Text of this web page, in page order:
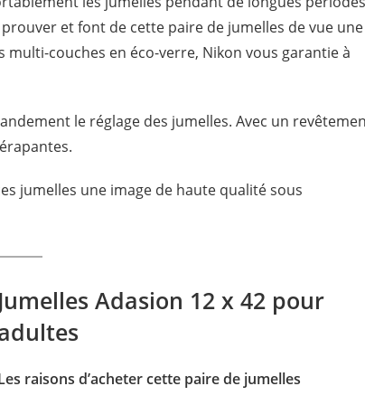
et font de cette paire de jumelles de vue une
couches en éco-verre, Nikon vous garantie à
le réglage des jumelles. Avec un
jumelles une image de haute qualité sous
Jumelles Adasion 12 x 42 pour
raisons d’acheter cette paire de jumelles